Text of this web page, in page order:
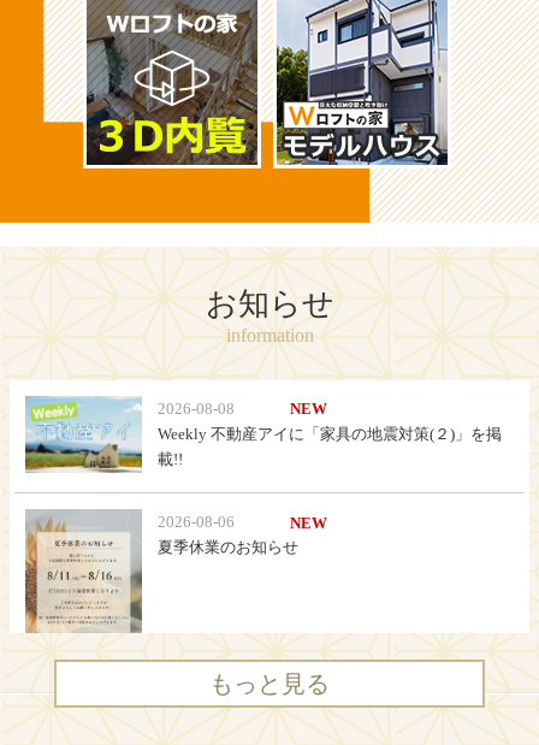
お知らせ
information
もっと見る